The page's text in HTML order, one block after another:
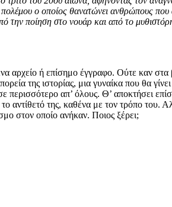
ο οποίος θανατώνει ανθρώπους που
την ποίηση στο νουάρ και από το
αρχείο ή επίσημο έγγραφο. Ούτε καν
της ιστορίας, μια γυναίκα που θα
απ’ όλους. Θ’ αποκτήσει
αντίθετό της, καθένα με τον τρόπο του.
στον οποίο ανήκαν. Ποιος ξέρει;